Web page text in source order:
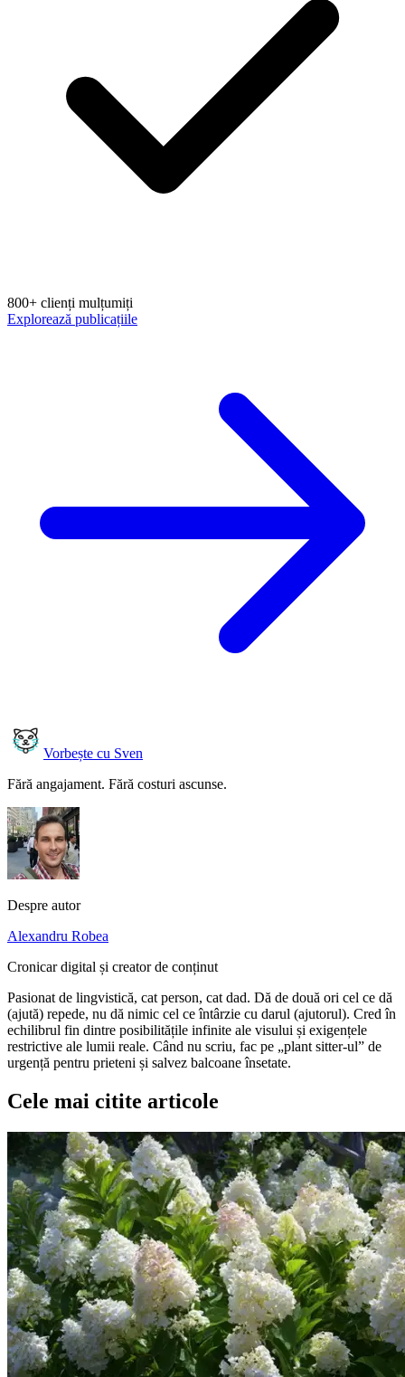
800+ clienți mulțumiți
Explorează publicațiile
Vorbește cu Sven
Fără angajament. Fără costuri ascunse.
Despre autor
Alexandru Robea
Cronicar digital și creator de conținut
Pasionat de lingvistică, cat person, cat dad. Dă de două ori cel ce dă
(ajută) repede, nu dă nimic cel ce întârzie cu darul (ajutorul). Cred în
echilibrul fin dintre posibilitățile infinite ale visului și exigențele
restrictive ale lumii reale. Când nu scriu, fac pe „plant sitter-ul” de
urgență pentru prieteni și salvez balcoane însetate.
Cele mai citite articole